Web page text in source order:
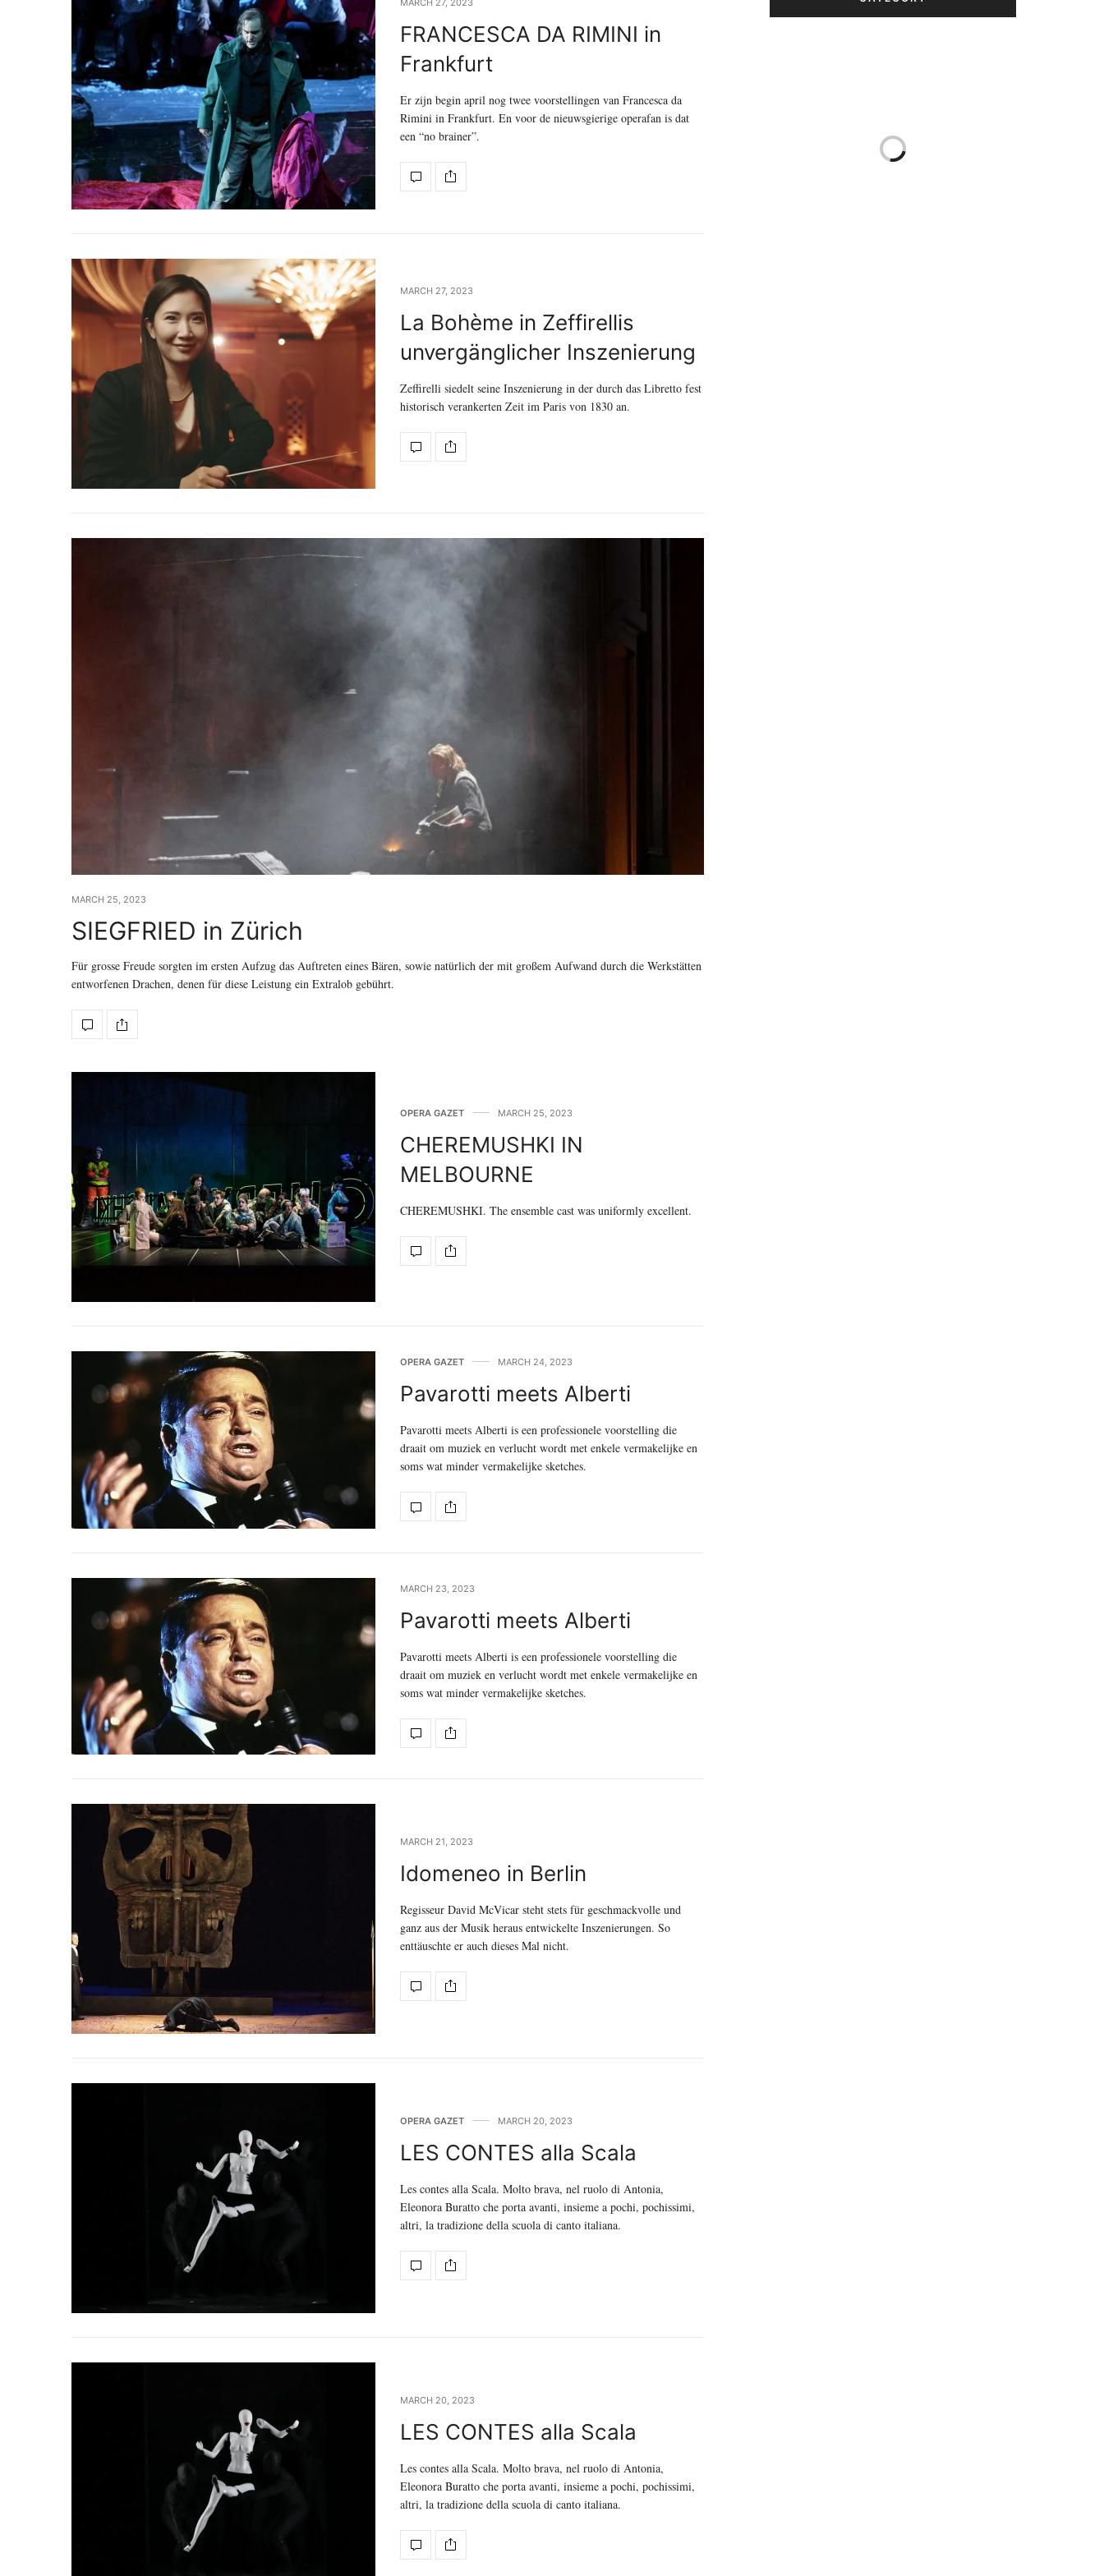
FRANCESCA DA RIMINI in
Frankfurt
Er zijn begin april nog twee voorstellingen van Francesca da
Rimini in Frankfurt. En voor de nieuwsgierige operafan is dat
een “no brainer”.
MARCH 27, 2023
La Bohème in Zeffirellis
unvergänglicher Inszenierung
Zeffirelli siedelt seine Inszenierung in der durch das Libretto fest
historisch verankerten Zeit im Paris von 1830 an.
MARCH 25, 2023
SIEGFRIED in Zürich
Für grosse Freude sorgten im ersten Aufzug das Auftreten eines Bären, sowie natürlich der mit großem Aufwand durch die Werkstätten
entworfenen Drachen, denen für diese Leistung ein Extralob gebührt.
OPERA GAZET MARCH 25, 2023
CHEREMUSHKI IN
MELBOURNE
CHEREMUSHKI. The ensemble cast was uniformly excellent.
OPERA GAZET MARCH 24, 2023
Pavarotti meets Alberti
Pavarotti meets Alberti is een professionele voorstelling die
draait om muziek en verlucht wordt met enkele vermakelijke en
soms wat minder vermakelijke sketches.
MARCH 23, 2023
Pavarotti meets Alberti
Pavarotti meets Alberti is een professionele voorstelling die
draait om muziek en verlucht wordt met enkele vermakelijke en
soms wat minder vermakelijke sketches.
MARCH 21, 2023
Idomeneo in Berlin
Regisseur David McVicar steht stets für geschmackvolle und
ganz aus der Musik heraus entwickelte Inszenierungen. So
enttäuschte er auch dieses Mal nicht.
OPERA GAZET MARCH 20, 2023
LES CONTES alla Scala
Les contes alla Scala. Molto brava, nel ruolo di Antonia,
Eleonora Buratto che porta avanti, insieme a pochi, pochissimi,
altri, la tradizione della scuola di canto italiana.
MARCH 20, 2023
LES CONTES alla Scala
Les contes alla Scala. Molto brava, nel ruolo di Antonia,
Eleonora Buratto che porta avanti, insieme a pochi, pochissimi,
altri, la tradizione della scuola di canto italiana.